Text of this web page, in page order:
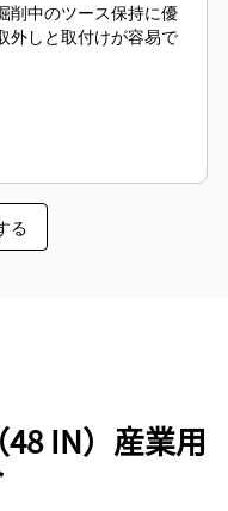
削中のツース保持に優
外しと取付けが容易で
る
IN）産業用